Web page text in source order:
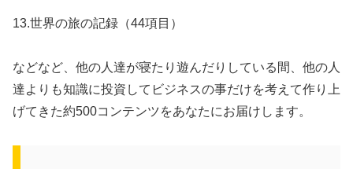
13.世界の旅の記録（44項目）
などなど、他の人達が寝たり遊んだりしている間、他の人
達よりも知識に投資してビジネスの事だけを考えて作り上
げてきた約500コンテンツをあなたにお届けします。